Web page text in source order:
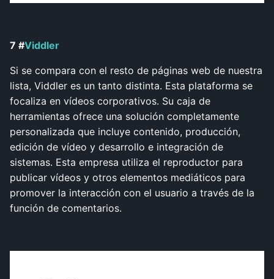
7 #Viddler
Si se compara con el resto de páginas web de nuestra
lista, Viddler es un tanto distinta. Esta plataforma se
focaliza en vídeos corporativos. Su caja de
herramientas ofrece una solución completamente
personalizada que incluye contenido, producción,
edición de vídeo y desarrollo e integración de
sistemas. Esta empresa utiliza el reproductor para
publicar vídeos y otros elementos mediáticos para
promover la interacción con el usuario a través de la
función de comentarios.